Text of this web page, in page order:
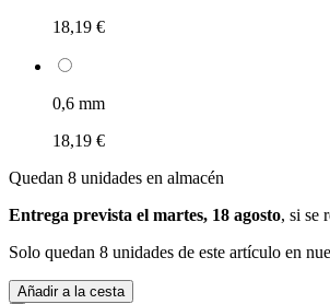
18,19 €
0,6 mm
18,19 €
Quedan 8 unidades en almacén
Entrega prevista el martes, 18 agosto, si se
Solo quedan 8 unidades de este artículo en
Añadir a la cesta